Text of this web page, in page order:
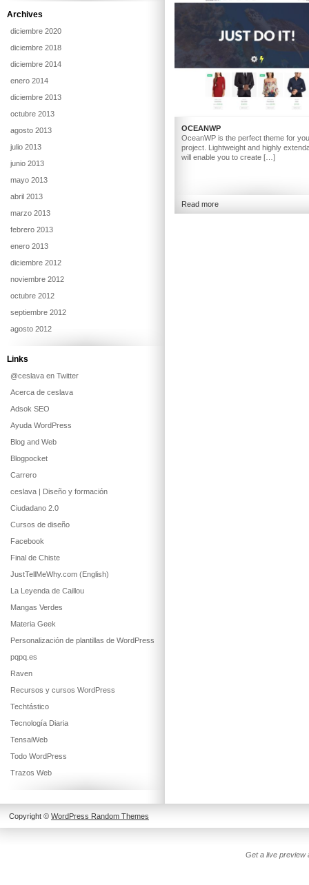
OCEANWP
OceanWP is the perfect theme for
project. Lightweight and highly
will enable you to create […]
Read more
Archives
diciembre 2020
diciembre 2018
diciembre 2014
enero 2014
diciembre 2013
octubre 2013
agosto 2013
julio 2013
junio 2013
mayo 2013
abril 2013
marzo 2013
febrero 2013
enero 2013
diciembre 2012
noviembre 2012
octubre 2012
septiembre 2012
agosto 2012
Links
@ceslava en Twitter
Acerca de ceslava
Adsok SEO
Ayuda WordPress
Blog and Web
Blogpocket
Carrero
ceslava | Diseño y formación
Ciudadano 2.0
Cursos de diseño
Facebook
Final de Chiste
JustTellMeWhy.com (English)
La Leyenda de Caillou
Mangas Verdes
Materia Geek
Personalización de plantillas de WordPress
pqpq.es
Raven
Recursos y cursos WordPress
Techtástico
Tecnología Diaria
TensaiWeb
Todo WordPress
Trazos Web
Copyright © WordPress Random Themes
Get a live preview